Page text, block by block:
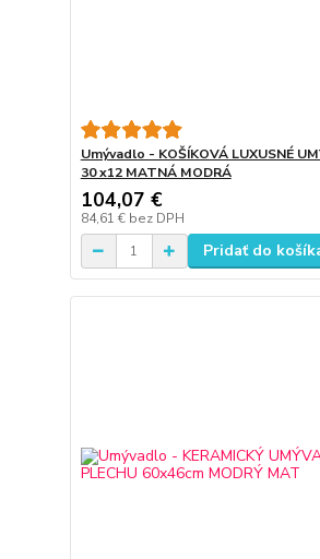
Umývadlo - KOŠÍKOVÁ LUXUSNÉ
30 x12 MATNÁ MODRÁ
104,07 €
84,61 € bez DPH
Pridať do